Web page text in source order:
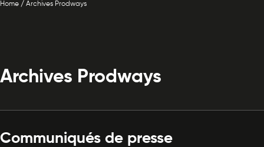
Home / Archives Prodways
Archives Prodways
Communiqués de presse